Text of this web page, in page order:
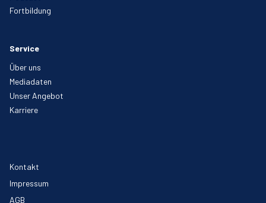
Fortbildung
Service
Über uns
Mediadaten
Unser Angebot
Karriere
Kontakt
Impressum
AGB